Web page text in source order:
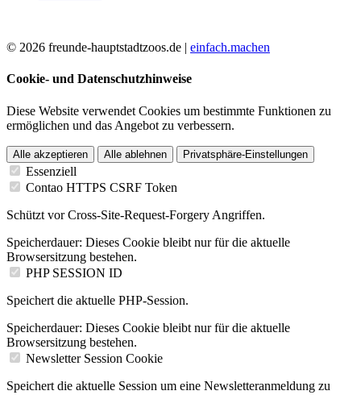
© 2026 freunde-hauptstadtzoos.de | einfach.machen
Cookie- und Datenschutzhinweise
Diese Website verwendet Cookies um bestimmte Funktionen zu
ermöglichen und das Angebot zu verbessern.
Alle akzeptieren Alle ablehnen Privatsphäre-Einstellungen
Essenziell
Contao HTTPS CSRF Token
Schützt vor Cross-Site-Request-Forgery Angriffen.
Speicherdauer: Dieses Cookie bleibt nur für die aktuelle
Browsersitzung bestehen.
PHP SESSION ID
Speichert die aktuelle PHP-Session.
Speicherdauer: Dieses Cookie bleibt nur für die aktuelle
Browsersitzung bestehen.
Newsletter Session Cookie
Speichert die aktuelle Session um eine Newsletteranmeldung zu